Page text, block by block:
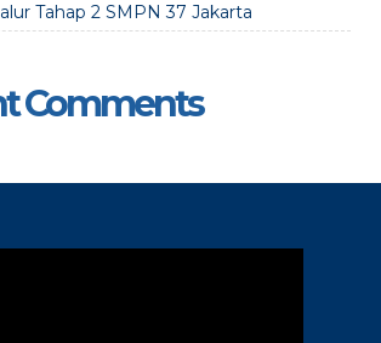
Tahap 2 SMPN 37 Jakarta
Comments